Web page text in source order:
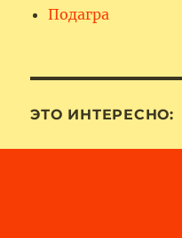
Подагра
ЭТО ИНТЕРЕСНО: